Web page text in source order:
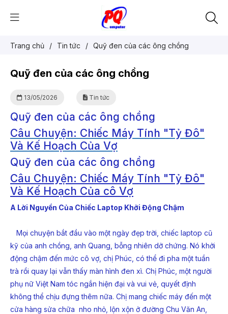
Trang chủ / Tin tức / Quỹ đen của các ông chồng
Quỹ đen của các ông chồng
13/05/2026 Tin tức
Quỹ đen của các ông chồng
Câu Chuyện: Chiếc Máy Tính "Tỷ Đô"
Và Kế Hoạch Của Vợ
Quỹ đen của các ông chồng
Câu Chuyện: Chiếc Máy Tính "Tỷ Đô"
Và Kế Hoạch Của cô Vợ
A Lời Nguyền Của Chiếc Laptop Khởi Động Chậm
Mọi chuyện bắt đầu vào một ngày đẹp trời, chiếc laptop cũ
kỹ của anh chồng, anh Quang, bỗng nhiên dở chứng. Nó khởi
động chậm đến mức cô vợ, chị Phúc, có thể đi pha một tuần
trà rồi quay lại vẫn thấy màn hình đen xì. Chị Phúc, một người
phụ nữ Việt Nam tóc ngắn hiện đại và vui vẻ, quyết định
không thể chịu đựng thêm nữa. Chị mang chiếc máy đến một
cửa hàng sửa chữa nho nhỏ, lộn xộn ở đường Chu Văn An,